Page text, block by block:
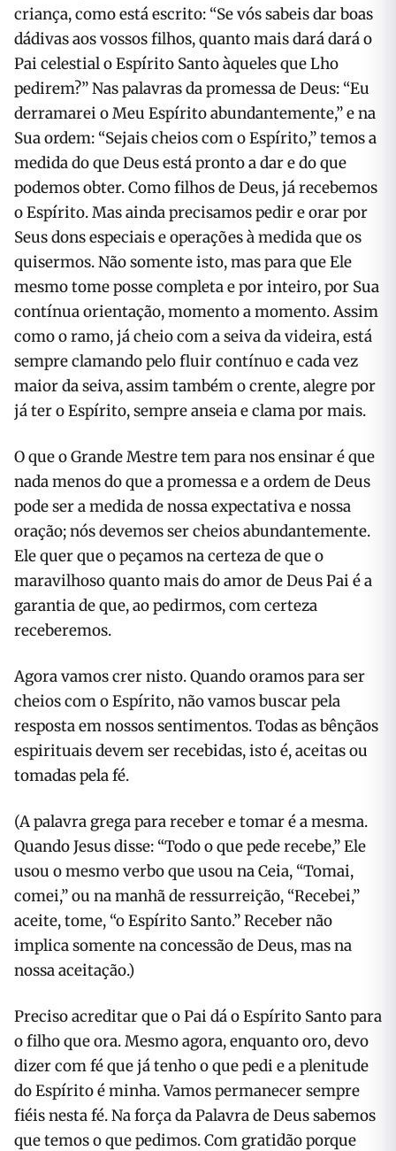
criança, como está escrito: “Se vós sabeis dar boas
dádivas aos vossos filhos, quanto mais dará dará o
Pai celestial o Espírito Santo àqueles que Lho
pedirem?” Nas palavras da promessa de Deus: “Eu
derramarei o Meu Espírito abundantemente,” e na
Sua ordem: “Sejais cheios com o Espírito,” temos a
medida do que Deus está pronto a dar e do que
podemos obter. Como filhos de Deus, já recebemos
o Espírito. Mas ainda precisamos pedir e orar por
Seus dons especiais e operações à medida que os
quisermos. Não somente isto, mas para que Ele
mesmo tome posse completa e por inteiro, por Sua
contínua orientação, momento a momento. Assim
como o ramo, já cheio com a seiva da videira, está
sempre clamando pelo fluir contínuo e cada vez
maior da seiva, assim também o crente, alegre por
já ter o Espírito, sempre anseia e clama por mais.
O que o Grande Mestre tem para nos ensinar é que
nada menos do que a promessa e a ordem de Deus
pode ser a medida de nossa expectativa e nossa
oração; nós devemos ser cheios abundantemente.
Ele quer que o peçamos na certeza de que o
maravilhoso quanto mais do amor de Deus Pai é a
garantia de que, ao pedirmos, com certeza
receberemos.
Agora vamos crer nisto. Quando oramos para ser
cheios com o Espírito, não vamos buscar pela
resposta em nossos sentimentos. Todas as bênçãos
espirituais devem ser recebidas, isto é, aceitas ou
tomadas pela fé.
(A palavra grega para receber e tomar é a mesma.
Quando Jesus disse: “Todo o que pede recebe,” Ele
usou o mesmo verbo que usou na Ceia, “Tomai,
comei,” ou na manhã de ressurreição, “Recebei,”
aceite, tome, “o Espírito Santo.” Receber não
implica somente na concessão de Deus, mas na
nossa aceitação.)
Preciso acreditar que o Pai dá o Espírito Santo para
o filho que ora. Mesmo agora, enquanto oro, devo
dizer com fé que já tenho o que pedi e a plenitude
do Espírito é minha. Vamos permanecer sempre
fiéis nesta fé. Na força da Palavra de Deus sabemos
que temos o que pedimos. Com gratidão porque